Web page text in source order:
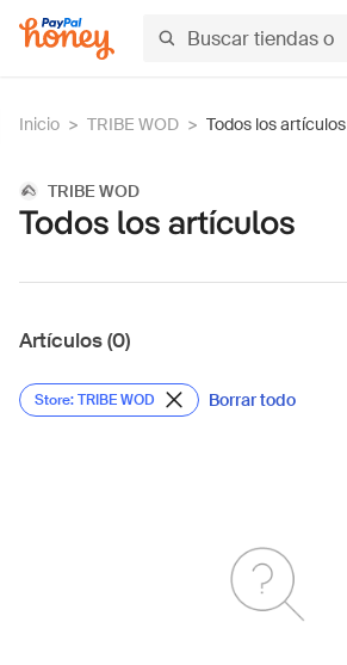
Inicio > TRIBE WOD > Todos los artículos
TRIBE WOD
Todos los artículos
Artículos (0)
Store: TRIBE WOD Borrar todo